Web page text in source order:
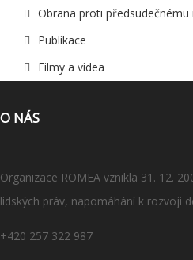
Obrana proti předsudečnému
Publikace
Filmy a videa
O NÁS
Organizace ROMEA vznikla 31. 12.
lidských práv, napomáhání k rozvoji
+420 257 322 987